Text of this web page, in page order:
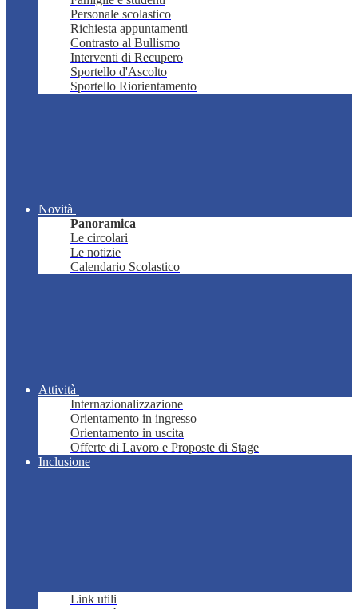
Personale scolastico
Richiesta appuntamenti
Contrasto al Bullismo
Interventi di Recupero
Sportello d'Ascolto
Sportello Riorientamento
Novità
Panoramica
Le circolari
Le notizie
Calendario Scolastico
Attività
Internazionalizzazione
Orientamento in ingresso
Orientamento in uscita
Offerte di Lavoro e Proposte di Stage
Inclusione
Link utili